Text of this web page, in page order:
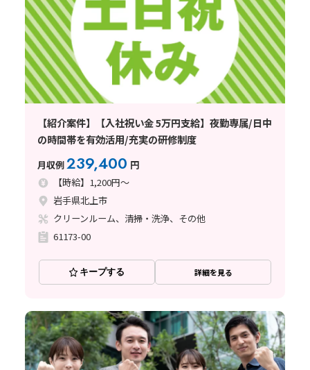
【紹介案件】【入社祝い金 5万円支給】夜勤専属/日中
の時間帯を有効活用/充実の研修制度
月収例239,400 円
【時給】1,200円～
岩手県北上市
クリーンルーム、清掃・洗浄、その他
61173-00
キープする 詳細を見る